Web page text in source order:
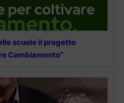
scuole il progetto
Cambiamento”